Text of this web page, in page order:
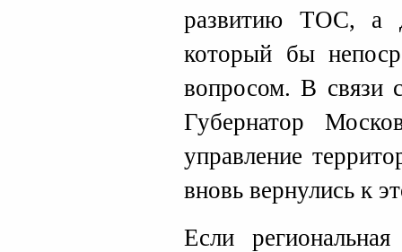
развитию ТОС, а
который бы
вопросом. В связи
Губернатор
управление
вновь вернулись к
Если